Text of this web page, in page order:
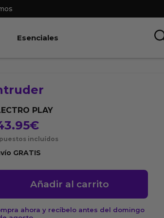
Abrir BDSM & Bondage
Esenciales
PLAY
€
incluídos
GRATIS
Añadir al carrito
ahora y recíbelo antes del domingo